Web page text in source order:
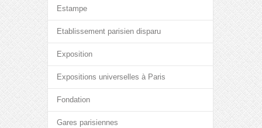
Estampe
Etablissement parisien disparu
Exposition
Expositions universelles à Paris
Fondation
Gares parisiennes